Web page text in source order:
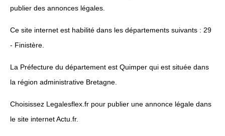
publier des annonces légales.
Ce site internet est habilité dans les départements suivants : 29
- Finistère.
La Préfecture du département est Quimper qui est située dans
la région administrative Bretagne.
Choisissez Legalesflex.fr pour publier une annonce légale dans
le site internet Actu.fr.